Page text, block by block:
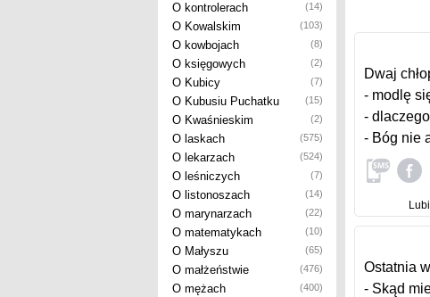
O kontrolerach (14)
O Kowalskim (103)
O kowbojach (8)
O księgowych (2)
O Kubicy (7)
O Kubusiu Puchatku (15)
O Kwaśnieskim (2)
O laskach (575)
O lekarzach (524)
O leśniczych (7)
O listonoszach (14)
O marynarzach (22)
O matematykach (10)
O Małyszu (65)
O małżeństwie (476)
O mężach (400)
Dwaj
- modlę
-
- Bóg nie
Lubi
Ostatnia
- Skąd